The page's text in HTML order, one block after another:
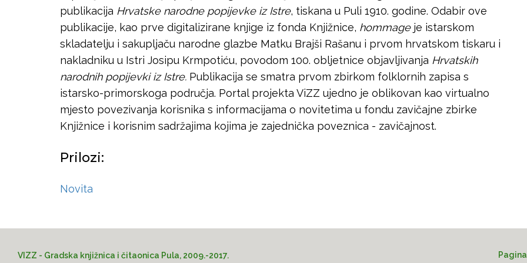
publikacija Hrvatske narodne popijevke iz Istre, tiskana u Puli 1910. godine. Odabir ove
publikacije, kao prve digitalizirane knjige iz fonda Knjižnice, hommageje istarskom
skladatelju i sakupljaču narodne glazbe Matku Brajši Rašanu i prvom hrvatskom tiskaru i
nakladniku u Istri Josipu Krmpotiću, povodom 100. obljetnice objavljivanja Hrvatskih
narodnih popijevki iz Istre. Publikacija se smatra prvom zbirkom folklornih zapisa s
istarsko-primorskoga područja. Portal projekta ViZZ ujedno je oblikovan kao virtualno
mjesto povezivanja korisnika s informacijama o novitetima u fondu zavičajne zbirke
Knjižnice i korisnim sadržajima kojima je zajednička poveznica - zavičajnost.
Prilozi:
Novita
VIZZ - Gradska knjižnica i čitaonica Pula, 2009.-2017.